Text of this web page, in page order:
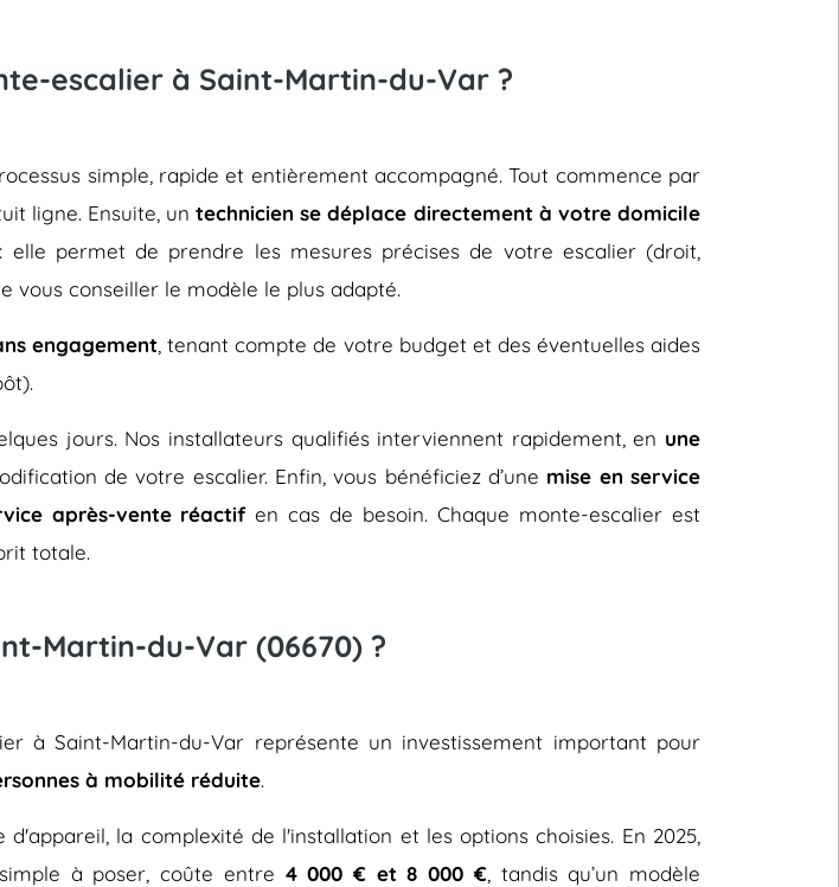
escalier à Saint-Martin-du-Var ?
simple, rapide et entièrement accompagné. Tout commence par
ligne. Ensuite, untechnicien se déplace directement à votre domicile
permet de prendre les mesures précises de votre escalier (droit,
vous conseiller le modèle le plus adapté.
engagement , tenant compte de votre budget et des éventuelles aides
jours. Nos installateurs qualifiés interviennent rapidement, en une
de votre escalier. Enfin, vous bénéficiez d’une mise en service
après-vente réactifen cas de besoin. Chaque monte-escalier est
totale.
Martin-du-Var (06670) ?
à Saint-Martin-du-Var représente un investissement important pour
à mobilité réduite.
la complexité de l'installation et les options choisies. En 2025,
à poser, coûte entre 4 000 € et 8 000 € , tandis qu’un modèle